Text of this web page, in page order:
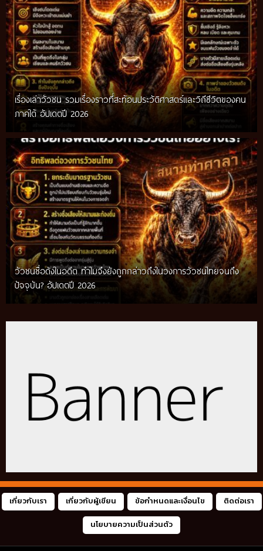
เรื่องเล่าวัวชน รวมเรื่องราวที่สะท้อนประวัติศาสตร์และวิถีชีวิตของคน
ภาคใต้ อัปเดตปี 2026
วัวชนชื่อดังในอดีต ทำไมจึงยังถูกกล่าวถึงในวงการวัวชนไทยจนถึง
ปัจจุบัน? อัปเดตปี 2026
กติกาวัวชนสมัยก่อน วิถีการแข่งขันดั้งเดิมที่สืบทอดผ่านภูมิปัญญา
ท้องถิ่น อัปเดตปี 2026
เกี่ยวกับเรา เกี่ยวกับผู้เขียน ข้อกำหนดและเงื่อนไข ติดต่อเรา
นโยบายความเป็นส่วนตัว